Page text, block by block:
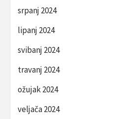
srpanj 2024
lipanj 2024
svibanj 2024
travanj 2024
ožujak 2024
veljača 2024